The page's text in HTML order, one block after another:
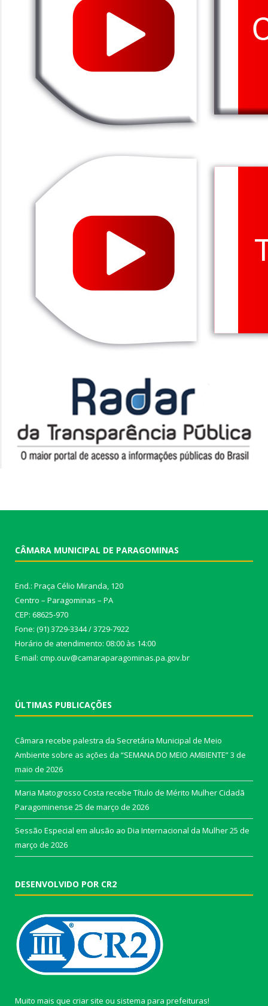
CÂMARA MUNICIPAL DE PARAGOMINAS
End.: Praça Célio Miranda, 120
Centro – Paragominas – PA
CEP: 68625-970
Fone: (91) 3729-3344 / 3729-7922
Horário de atendimento: 08:00 às 14:00
E-mail: cmp.ouv@camaraparagominas.pa.gov.br
ÚLTIMAS PUBLICAÇÕES
Câmara recebe palestra da Secretária Municipal de Meio
Ambiente sobre as ações da “SEMANA DO MEIO AMBIENTE”3 de
maio de 2026
Maria Matogrosso Costa recebe Título de Mérito Mulher Cidadã
Paragominense 25 de março de 2026
Sessão Especial em alusão ao Dia Internacional da Mulher25 de
março de 2026
DESENVOLVIDO POR CR2
Muito mais que criar site ou sistema para prefeituras!